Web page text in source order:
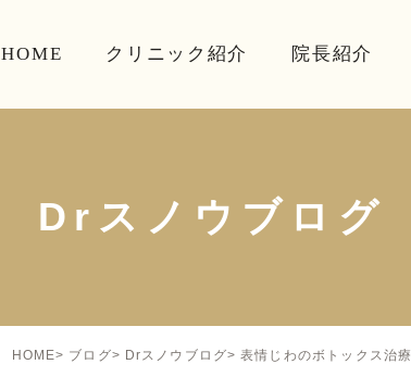
HOME クリニック紹介 院長紹介
Drスノウブログ
HOME ブログ Drスノウブログ 表情じわのボトックス治療